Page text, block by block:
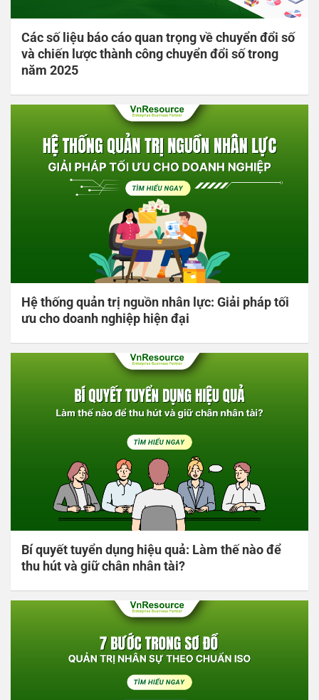
Các số liệu báo cáo quan trọng về chuyển đổi số
và chiến lược thành công chuyển đổi số trong
năm 2025
Hệ thống quản trị nguồn nhân lực: Giải pháp tối
ưu cho doanh nghiệp hiện đại
Bí quyết tuyển dụng hiệu quả: Làm thế nào để
thu hút và giữ chân nhân tài?